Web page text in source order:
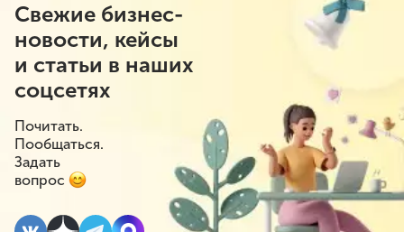
Свежие бизнес-
новости, кейсы
и статьи в наших
соцсетях
Почитать.
Пообщаться.
Задать
вопрос